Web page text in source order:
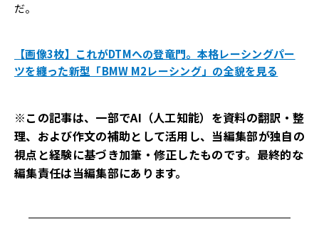
だ。
【画像3枚】これがDTMへの登竜門。本格レーシングパー
ツを纏った新型「BMW M2レーシング」の全貌を見る
※この記事は、一部でAI（人工知能）を資料の翻訳・整
理、および作文の補助として活用し、当編集部が独自の
視点と経験に基づき加筆・修正したものです。最終的な
編集責任は当編集部にあります。